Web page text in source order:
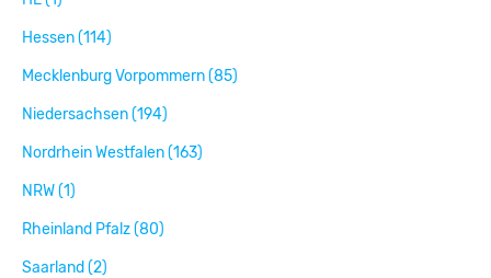
Hessen (114)
Mecklenburg Vorpommern (85)
Niedersachsen (194)
Nordrhein Westfalen (163)
NRW (1)
Rheinland Pfalz (80)
Saarland (2)